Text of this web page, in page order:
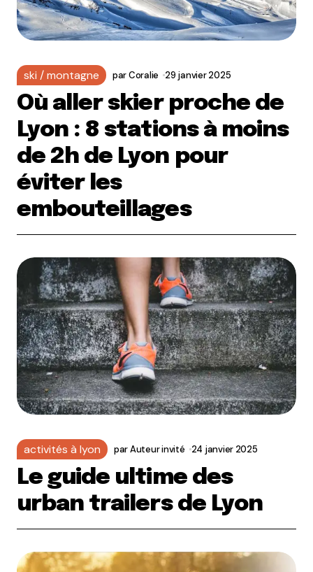
ski / montagne parCoralie 29 janvier 2025
Où aller skier proche de
Lyon : 8 stations à moins
de 2h de Lyon pour
éviter les
embouteillages
activités à lyon parAuteur invité 24 janvier 2025
Le guide ultime des
urban trailers de Lyon